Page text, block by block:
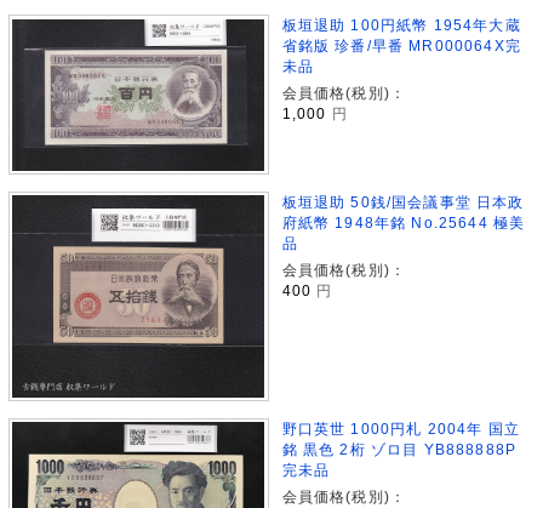
板垣退助 100円紙幣 1954年大蔵
省銘版 珍番/早番 MR000064X完
未品
会員価格(税別)：
1,000
円
板垣退助 50銭/国会議事堂 日本政
府紙幣 1948年銘 No.25644 極美
品
会員価格(税別)：
400 円
野口英世 1000円札 2004年 国立
銘 黒色 2桁 ゾロ目 YB888888P
完未品
会員価格(税別)：